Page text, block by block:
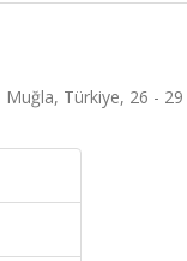
Türkiye, 26 -